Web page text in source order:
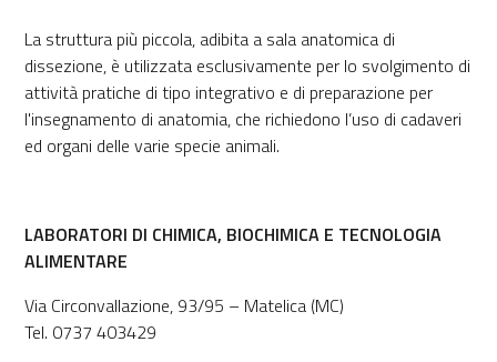
La struttura più piccola, adibita a sala anatomica di
dissezione, è utilizzata esclusivamente per lo svolgimento di
attività pratiche di tipo integrativo e di preparazione per
l'insegnamento di anatomia, che richiedono l’uso di cadaveri
ed organi delle varie specie animali.
LABORATORI DI CHIMICA, BIOCHIMICA E TECNOLOGIA
ALIMENTARE
Via Circonvallazione, 93/95 – Matelica (MC)
Tel. 0737 403429